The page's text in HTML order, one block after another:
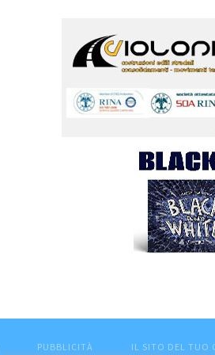
PUBBLICITÀ IL SITO DEL TUO